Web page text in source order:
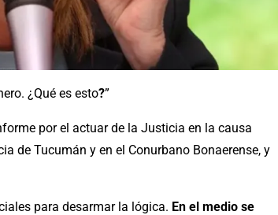
¿Qué es esto?”
por el actuar de la Justicia en la causa
de Tucumán y en el Conurbano Bonaerense, y
para desarmar la lógica. En el medio se